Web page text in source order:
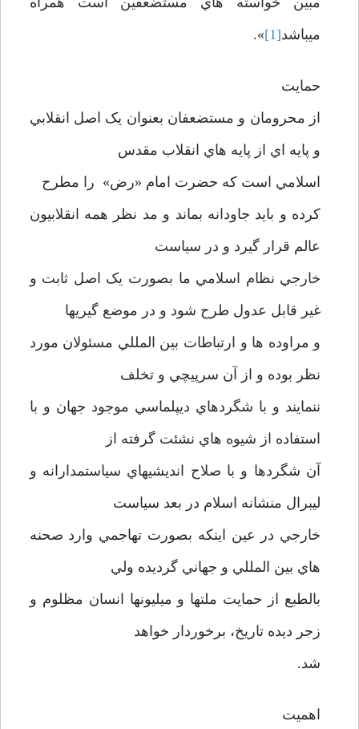
ميباشد[1]
».
حمايت
از محرومان و مستضعفان بعنوان يک اصل انقلابي
و پايه اي از پايه هاي انقلاب مقدس
اسلامي است که حضرت امام «رض» را مطرح
کرده و بايد جاودانه بماند و مد نظر همه انقلابيون
عالم قرار گيرد و در سياست
خارجي نظام اسلامي ما بصورت يک اصل ثابت و
غير قابل عدول طرح شود و در موضع گيريها
و مراوده ها و ارتباطات بين المللي مسئولان مورد
نظر بوده و از آن سرپيچي و تخلف
ننمايند و با شگردهاي ديپلماسي موجود جهان و با
استفاده از شيوه هاي نشئت گرفته از
آن شگردها و با صلاح انديشيهاي سياستمدارانه و
ليبرال منشانه اسلام در بعد سياست
خارجي در عين اينکه بصورت تهاجمي وارد صحنه
هاي بين المللي و جهاني گرديده ولي
بالطبع از حمايت ملتها و ميليونها انسان مظلوم و
زجر ديده تاريخ، برخوردار خواهد
شد.
اهميت